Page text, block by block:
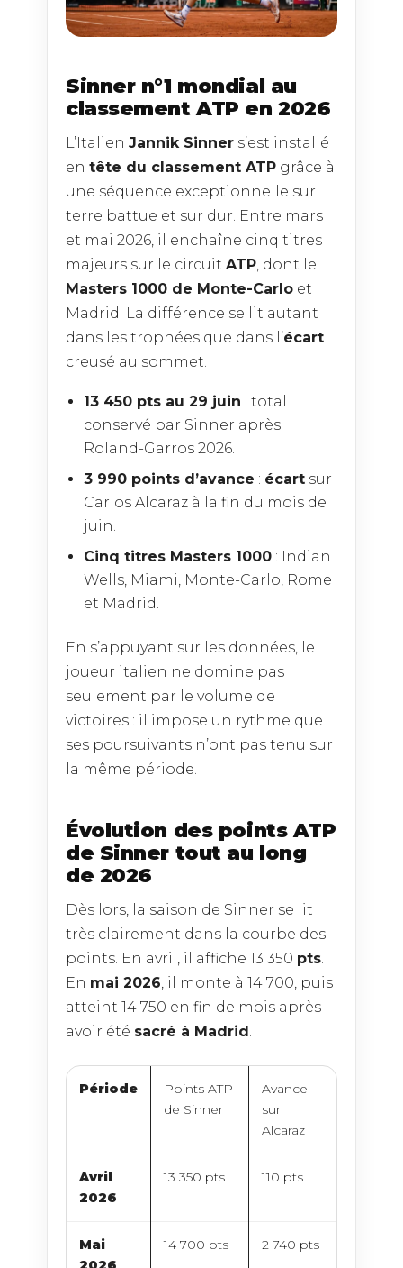
Sinner n°1 mondial au
classement ATP en 2026
L’Italien Jannik Sinner s’est installé
en tête du classement ATP grâce à
une séquence exceptionnelle sur
terre battue et sur dur. Entre mars
et mai 2026, il enchaîne cinq titres
majeurs sur le circuit ATP , dont le
Masters 1000 de Monte-Carlo et
Madrid. La différence se lit autant
dans les trophées que dans l’écart
creusé au sommet.
13 450 pts au 29 juin : total
conservé par Sinner après
Roland-Garros 2026.
3 990 points d’avance : écart sur
Carlos Alcaraz à la fin du mois de
juin.
Cinq titres Masters 1000 : Indian
Wells, Miami, Monte-Carlo, Rome
et Madrid.
En s’appuyant sur les données, le
joueur italien ne domine pas
seulement par le volume de
victoires : il impose un rythme que
ses poursuivants n’ont pas tenu sur
la même période.
Évolution des points ATP
de Sinner tout au long
de 2026
Dès lors, la saison de Sinner se lit
très clairement dans la courbe des
points. En avril, il affiche 13 350 pts
En mai 2026 , il monte à 14 700, puis
atteint 14 750 en fin de mois après
avoir été sacré à Madrid
Période
Points ATP
de Sinner
Avance
sur
Alcaraz
Avril
2026
13 350 pts 110 pts
Mai
14 700 pts 2 740 pts